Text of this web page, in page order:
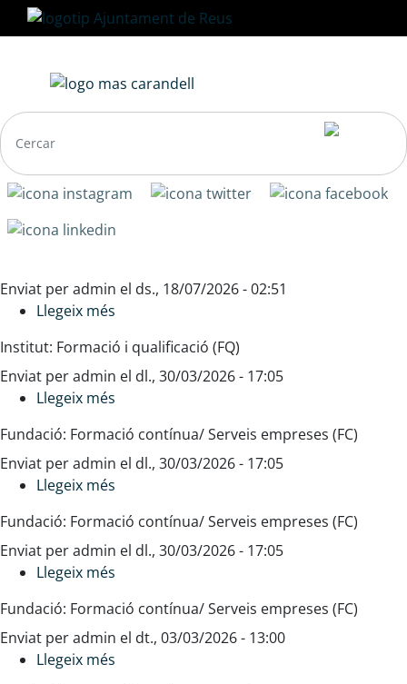
al
Navegació
principal
Enviat peradmin el ds., 18/07/2026 - 02:51
Llegeix més
del
desenvolupament
0
a
Institut: Formació i qualificació (FQ)
Enviat peradmin el dl., 30/03/2026 - 17:05
Llegeix més
Nivell
bàsic
Fundació: Formació contínua/ Serveis empreses (FC)
Enviat peradmin el dl., 30/03/2026 - 17:05
Llegeix més
Nivell
avançat
Fundació: Formació contínua/ Serveis empreses (FC)
Enviat peradmin el dl., 30/03/2026 - 17:05
Llegeix més
Nivell
bàsic
Fundació: Formació contínua/ Serveis empreses (FC)
Enviat peradmin el dt., 03/03/2026 - 13:00
Llegeix més